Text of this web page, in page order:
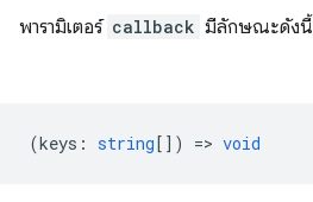
พารามิเตอร์ callback มีลักษณะดังนี้
(keys : string[]) => void